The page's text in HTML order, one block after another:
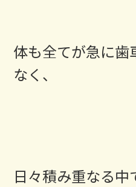
体も全てが急に歯
なく、
日々積み重なる中